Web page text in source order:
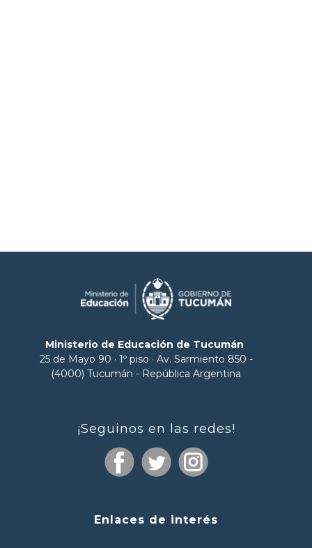
Ministerio de Educación de Tucumán
25 de Mayo 90 · 1º piso · Av. Sarmiento 850 -
(4000) Tucumán - República Argentina
¡Seguinos en las redes!
Enlaces de interés